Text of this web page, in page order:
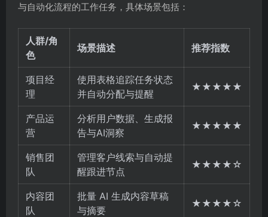
与自动化流程的工作任务，具体场景包括：
人群/角
色
场景描述 推荐指数
项目经
理
使用表格追踪任务状态
并自动分配与提醒
★★★★★
产品运
营
分析用户数据、生成报
告与AI洞察
★★★★★
销售团
队
管理客户线索与自动提
醒跟进节点
★★★★☆
内容团
队
批量 AI 生成内容草稿
与摘要
★★★★☆